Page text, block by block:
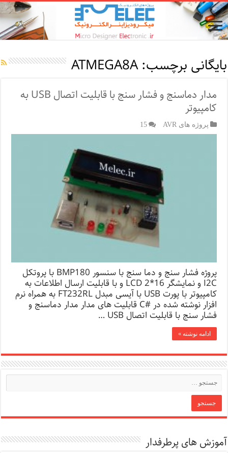
بایگانی برچسب:ATMEGA8A
مدار دماسنج و فشار سنج با قابلیت اتصال USB به
کامپیوتر
پروژه های AVR 15
پروژه فشار سنج و دما سنج با سنسور BMP180 با پروتکل
I2C و نمایشگر LCD 2*16 و با قابلیت ارسال اطلاعات به
کامپیوتر با پورت USB با آیسی مبدل FT232RL به همراه نرم
افزار نوشته شده در #C قابلیت های مدار مدار دماسنج و
فشار سنج با قابلیت اتصال USB …
ادامه نوشته »
آموزش های پرطرفدار